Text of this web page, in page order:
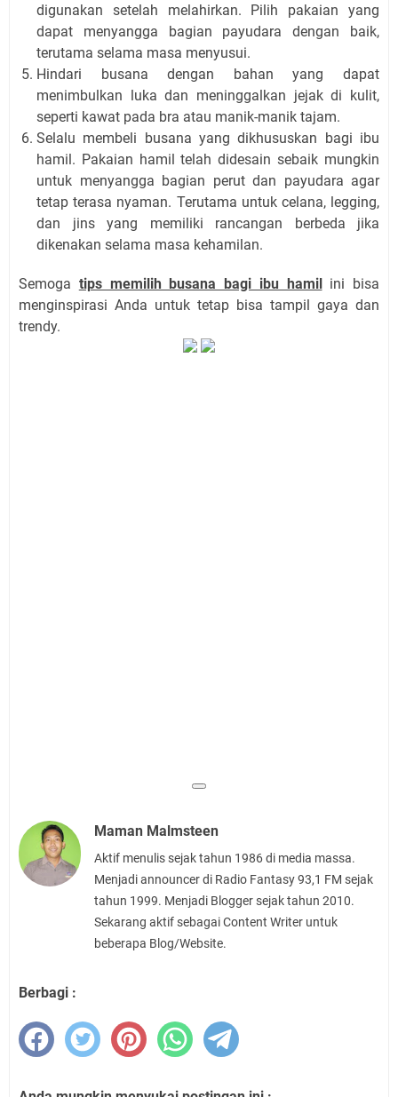
digunakan setelah melahirkan. Pilih pakaian yang
dapat menyangga bagian payudara dengan baik,
terutama selama masa menyusui.
Hindari busana dengan bahan yang dapat
menimbulkan luka dan meninggalkan jejak di kulit,
seperti kawat pada bra atau manik-manik tajam.
Selalu membeli busana yang dikhususkan bagi ibu
hamil. Pakaian hamil telah didesain sebaik mungkin
untuk menyangga bagian perut dan payudara agar
tetap terasa nyaman. Terutama untuk celana, legging,
dan jins yang memiliki rancangan berbeda jika
dikenakan selama masa kehamilan.
Semoga tips memilih busana bagi ibu hamilini bisa
menginspirasi Anda untuk tetap bisa tampil gaya dan
trendy.
Maman Malmsteen
Aktif menulis sejak tahun 1986 di media massa.
Menjadi announcer di Radio Fantasy 93,1 FM sejak
tahun 1999. Menjadi Blogger sejak tahun 2010.
Sekarang aktif sebagai Content Writer untuk
beberapa Blog/Website.
Berbagi :